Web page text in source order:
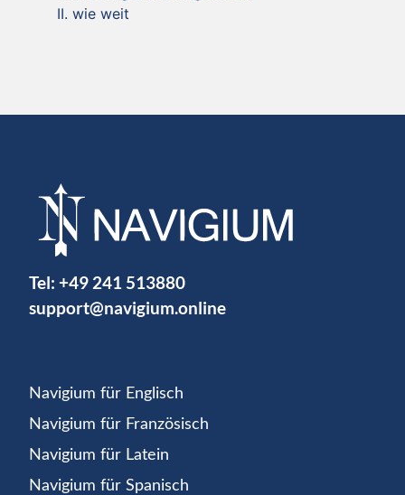
wie weit
Tel: +49 241 513880
support@navigium.online
Navigium für Englisch
Navigium für Französisch
Navigium für Latein
Navigium für Spanisch